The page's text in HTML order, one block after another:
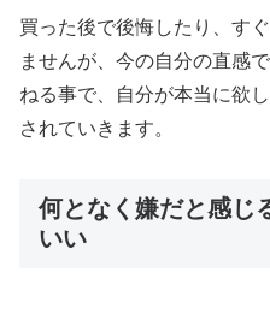
買った後で後悔したり、す
ませんが、今の自分の直感
ねる事で、自分が本当に欲
されていきます。
何となく嫌だと感じ
いい